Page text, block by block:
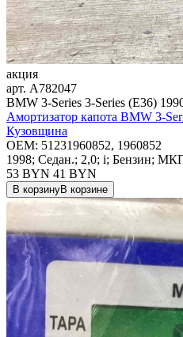
акция
арт. A782047
BMW 3-Series 3-Series (E36)
Амортизатор капота BMW 3-
Кузовщина
OEM: 51231960852, 1960852
1998; Седан.; 2,0; i; Бензин;
53 BYN 41 BYN
В корзинуВ корзине